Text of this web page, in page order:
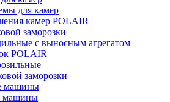
для камер
камер POLAIR
заморозки
с выносным агрегатом
POLAIR
заморозки
машины
машины